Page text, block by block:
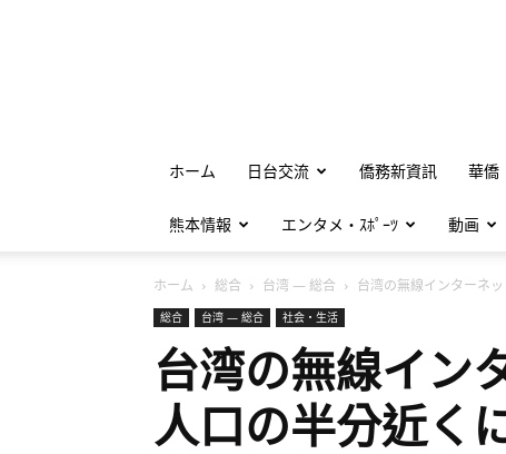
ホーム 日台交流 僑務新資訊 華僑
熊本情報 エンタメ・ｽﾎﾟｰﾂ 動画
ホーム 総合 台湾 — 総合 台湾の無線インターネッ
総合 台湾 — 総合 社会・生活
台湾の無線イン
人口の半分近く